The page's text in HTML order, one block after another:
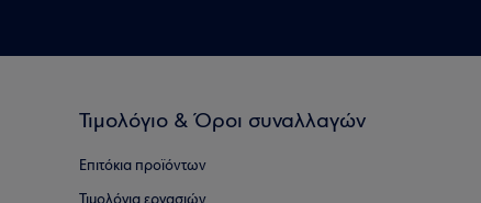
Τιμολόγιο & Όροι συναλλαγών
Επιτόκια προϊόντων